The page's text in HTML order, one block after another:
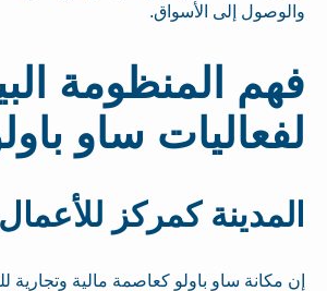
والوصول إلى الأسواق.
فهم المنظومة
لفعاليات ساو
المدينة كمركز
إن مكانة ساو باولو كعاصمة مالية وتجارية